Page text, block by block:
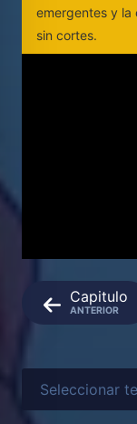
emergentes y la
sin cortes.
Capitulo
ANTERIOR
Seleccionar